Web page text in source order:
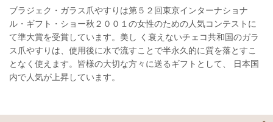
ブラジェク・ガラス爪やすりは第５２回東京インターナショナ
ル・ギフト・ショー秋２００１の女性のための人気コンテストに
て準大賞を受賞しています。美し く衰えないチェコ共和国のガラ
ス爪やすりは、使用後に水で流すことで半永久的に質を落とすこ
となく使えます。皆様の大切な方々に送るギフトとして、 日本国
内で人気が上昇しています。